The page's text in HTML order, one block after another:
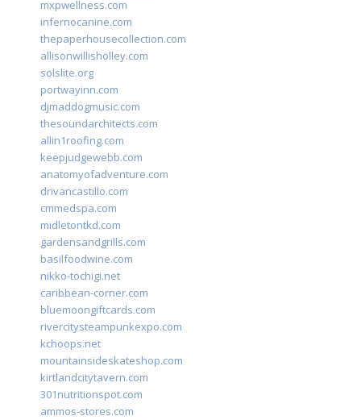
mxpwellness.com
infernocanine.com
thepaperhousecollection.com
allisonwillisholley.com
solslite.org
portwayinn.com
djmaddogmusic.com
thesoundarchitects.com
allin1roofing.com
keepjudgewebb.com
anatomyofadventure.com
drivancastillo.com
cmmedspa.com
midletontkd.com
gardensandgrills.com
basilfoodwine.com
nikko-tochigi.net
caribbean-corner.com
bluemoongiftcards.com
rivercitysteampunkexpo.com
kchoops.net
mountainsideskateshop.com
kirtlandcitytavern.com
301nutritionspot.com
ammos-stores.com